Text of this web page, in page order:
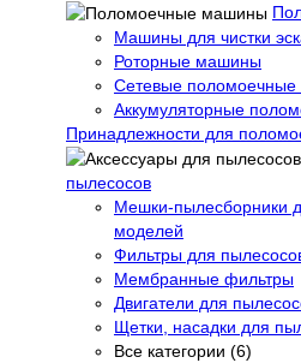
Машины для чистки
Роторные машины
Сетевые
Аккумуляторные
Принадлежности для
пылесосов
Мешки-пылесборники
моделей
Фильтры для
Мембранные фильтры
Двигатели для
Щетки, насадки для
Все категории (6)